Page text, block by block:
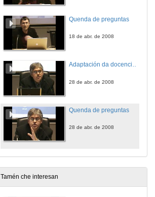
Quenda de preguntas
18 de abr. de 2008
Adaptación da docencia ao EEES: Noticias dende o frente
28 de abr. de 2008
Quenda de preguntas
28 de abr. de 2008
Tamén che interesan